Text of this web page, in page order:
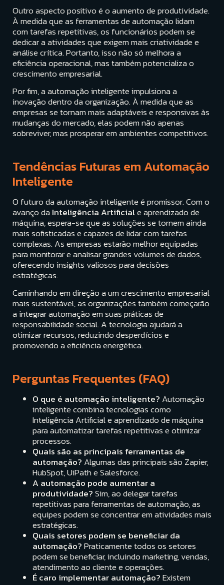
Outro aspecto positivo é o aumento de produtividade.
À medida que as ferramentas de automação lidam
com tarefas repetitivas, os funcionários podem se
dedicar a atividades que exigem mais criatividade e
análise crítica. Portanto, isso não só melhora a
eficiência operacional, mas também potencializa o
crescimento empresarial.
Por fim, a automação inteligente impulsiona a
inovação dentro da organização. À medida que as
empresas se tornam mais adaptáveis e responsivas às
mudanças do mercado, elas podem não apenas
sobreviver, mas prosperar em ambientes competitivos.
Tendências Futuras em Automação
Inteligente
O futuro da automação inteligente é promissor. Com o
avanço da Inteligência Artificiale aprendizado de
máquina, espera-se que as soluções se tornem ainda
mais sofisticadas e capazes de lidar com tarefas
complexas. As empresas estarão melhor equipadas
para monitorar e analisar grandes volumes de dados,
oferecendo insights valiosos para decisões
estratégicas.
Caminhando em direção a um crescimento empresarial
mais sustentável, as organizações também começarão
a integrar automação em suas práticas de
responsabilidade social. A tecnologia ajudará a
otimizar recursos, reduzindo desperdícios e
promovendo a eficiência energética.
Perguntas Frequentes (FAQ)
O que é automação inteligente? Automação
inteligente combina tecnologias como
Inteligência Artificial e aprendizado de máquina
para automatizar tarefas repetitivas e otimizar
processos.
Quais são as principais ferramentas de
automação? Algumas das principais são Zapier,
HubSpot, UiPath e Salesforce.
A automação pode aumentar a
produtividade?Sim, ao delegar tarefas
repetitivas para ferramentas de automação, as
equipes podem se concentrar em atividades mais
estratégicas.
Quais setores podem se beneficiar da
automação?Praticamente todos os setores
podem se beneficiar, incluindo marketing, vendas,
atendimento ao cliente e operações.
É caro implementar automação?Existem